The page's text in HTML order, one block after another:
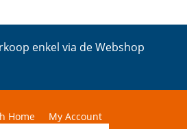
enkel via de Webshop
Home My Account